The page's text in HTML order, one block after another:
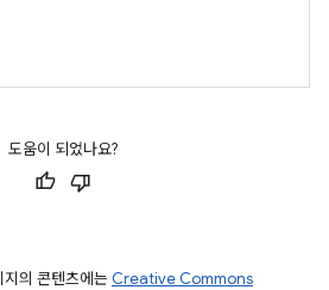
도움이 되었나요?
의 콘텐츠에는 Creative Commons